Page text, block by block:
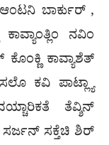
ಬಾರ್ಕುರ್ ,
ನವಿಂ
ಕಾವ್ಯಾಶೆತ್
ಕವಿ ಪಾಟ್ಲ್ಯಾ
ತೆವ್ಶಿನ್
ಸರ್ಜನ್ ಸಕ್ತೆಚಿ ಶಿರ್